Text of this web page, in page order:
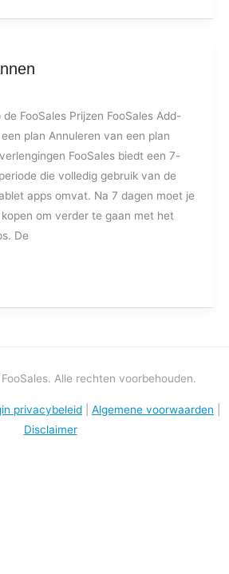
FooSales Prijzen FooSales Add-
plan Annuleren van een plan
FooSales biedt een 7-
die volledig gebruik van de
apps omvat. Na 7 dagen moet je
kopen om verder te gaan met het
De
Alle rechten voorbehouden.
privacybeleid Algemene voorwaarden
Disclaimer